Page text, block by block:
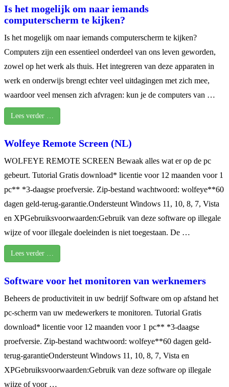
Is het mogelijk om naar iemands
computerscherm te kijken?
Is het mogelijk om naar iemands computerscherm te kijken?
Computers zijn een essentieel onderdeel van ons leven geworden,
zowel op het werk als thuis. Het integreren van deze apparaten in
werk en onderwijs brengt echter veel uitdagingen met zich mee,
waardoor veel mensen zich afvragen: kun je de computers van …
Lees verder …
Wolfeye Remote Screen (NL)
WOLFEYE REMOTE SCREEN Bewaak alles wat er op de pc
gebeurt. Tutorial Gratis download* licentie voor 12 maanden voor 1
pc** *3-daagse proefversie. Zip-bestand wachtwoord: wolfeye**60
dagen geld-terug-garantie.Ondersteunt Windows 11, 10, 8, 7, Vista
en XPGebruiksvoorwaarden:Gebruik van deze software op illegale
wijze of voor illegale doeleinden is niet toegestaan. De …
Lees verder …
Software voor het monitoren van werknemers
Beheers de productiviteit in uw bedrijf Software om op afstand het
pc-scherm van uw medewerkers te monitoren. Tutorial Gratis
download* licentie voor 12 maanden voor 1 pc** *3-daagse
proefversie. Zip-bestand wachtwoord: wolfeye**60 dagen geld-
terug-garantieOndersteunt Windows 11, 10, 8, 7, Vista en
XPGebruiksvoorwaarden:Gebruik van deze software op illegale
wijze of voor …